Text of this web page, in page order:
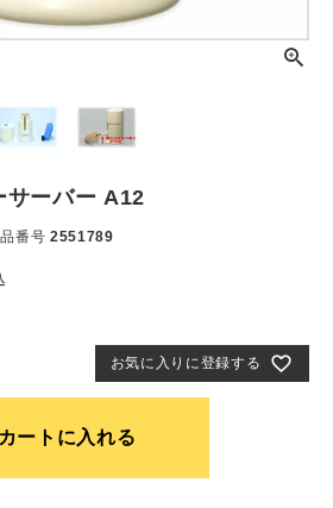
サーバー A12
番号 2551789
お気に入りに登録する
カートに入れる